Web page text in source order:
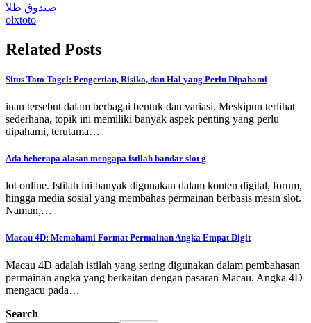
صندوق طلا
olxtoto
Related Posts
Situs Toto Togel: Pengertian, Risiko, dan Hal yang Perlu Dipahami
inan tersebut dalam berbagai bentuk dan variasi. Meskipun terlihat
sederhana, topik ini memiliki banyak aspek penting yang perlu
dipahami, terutama…
Ada beberapa alasan mengapa istilah bandar slot g
lot online. Istilah ini banyak digunakan dalam konten digital, forum,
hingga media sosial yang membahas permainan berbasis mesin slot.
Namun,…
Macau 4D: Memahami Format Permainan Angka Empat Digit
Macau 4D adalah istilah yang sering digunakan dalam pembahasan
permainan angka yang berkaitan dengan pasaran Macau. Angka 4D
mengacu pada…
Search